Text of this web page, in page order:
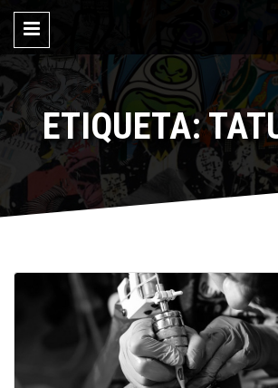
ETIQUETA: